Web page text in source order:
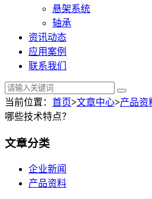
悬架系统
轴承
资讯动态
应用案例
联系我们
当前位置： 首页>文章中心>产品资
哪些技术特点？
文章分类
企业新闻
产品资料